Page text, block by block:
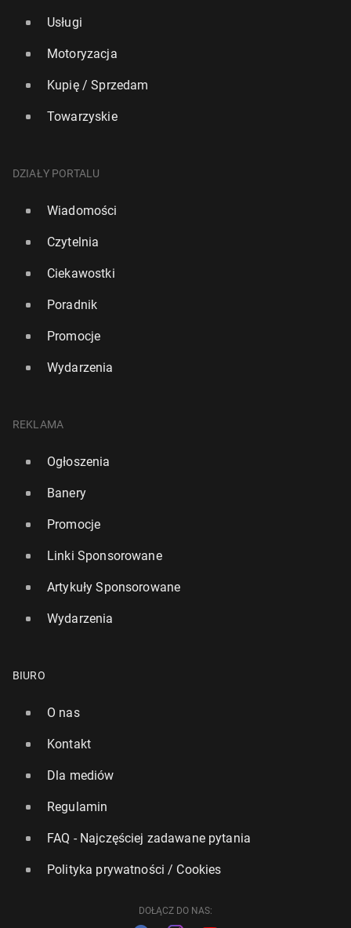
Usługi
Motoryzacja
Kupię / Sprzedam
Towarzyskie
DZIAŁY PORTALU
Wiadomości
Czytelnia
Ciekawostki
Poradnik
Promocje
Wydarzenia
REKLAMA
Ogłoszenia
Banery
Promocje
Linki Sponsorowane
Artykuły Sponsorowane
Wydarzenia
BIURO
O nas
Kontakt
Dla mediów
Regulamin
FAQ - Najczęściej zadawane pytania
Polityka prywatności / Cookies
DOŁĄCZ DO NAS: